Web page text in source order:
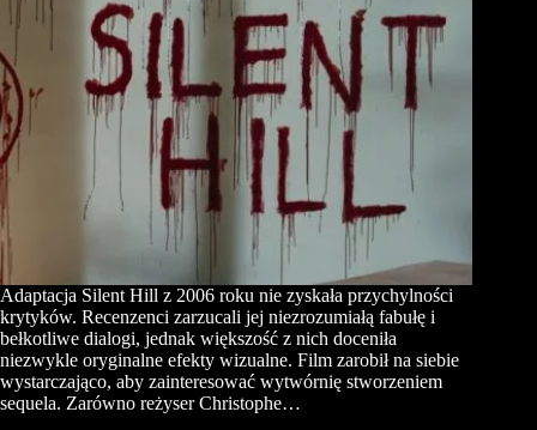
Adaptacja Silent Hill z 2006 roku nie zyskała przychylności
krytyków. Recenzenci zarzucali jej niezrozumiałą fabułę i
bełkotliwe dialogi, jednak większość z nich doceniła
niezwykle oryginalne efekty wizualne. Film zarobił na siebie
wystarczająco, aby zainteresować wytwórnię stworzeniem
sequela. Zarówno reżyser Christophe…